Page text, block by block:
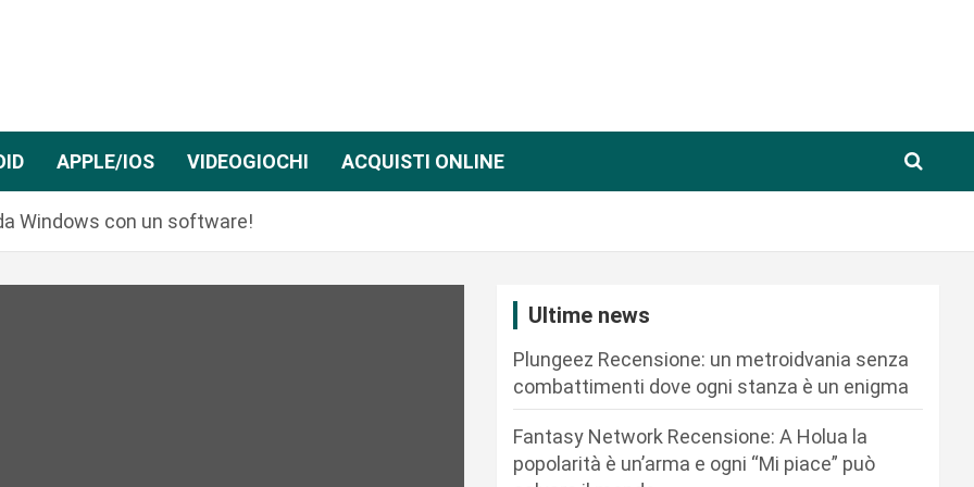
APPLE/IOS VIDEOGIOCHI ACQUISTI ONLINE
Windows con un software!
Ultime news
Plungeez Recensione: un metroidvania senza
combattimenti dove ogni stanza è un enigma
Fantasy Network Recensione: A Holua la
popolarità è un’arma e ogni “Mi piace” può